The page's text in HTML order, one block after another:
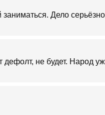
Дело
дефолт, не будет. Народ